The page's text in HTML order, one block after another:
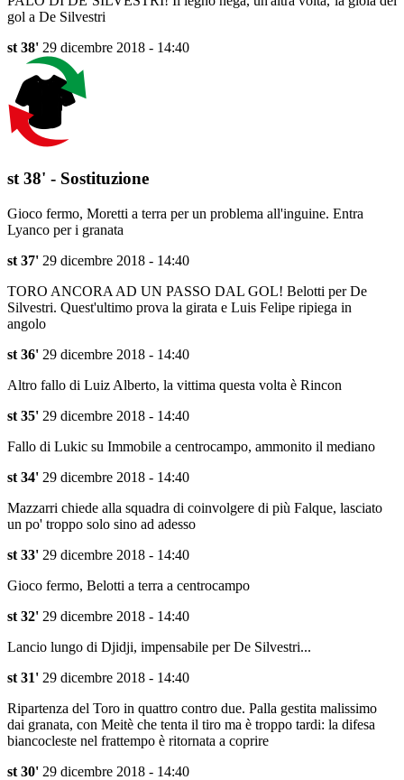
gol a De Silvestri
st 38' 29 dicembre 2018 - 14:40
st 38' - Sostituzione
Gioco fermo, Moretti a terra per un problema all'inguine. Entra
Lyanco per i granata
st 37' 29 dicembre 2018 - 14:40
TORO ANCORA AD UN PASSO DAL GOL! Belotti per De
Silvestri. Quest'ultimo prova la girata e Luis Felipe ripiega in
angolo
st 36' 29 dicembre 2018 - 14:40
Altro fallo di Luiz Alberto, la vittima questa volta è Rincon
st 35' 29 dicembre 2018 - 14:40
Fallo di Lukic su Immobile a centrocampo, ammonito il mediano
st 34' 29 dicembre 2018 - 14:40
Mazzarri chiede alla squadra di coinvolgere di più Falque, lasciato
un po' troppo solo sino ad adesso
st 33' 29 dicembre 2018 - 14:40
Gioco fermo, Belotti a terra a centrocampo
st 32' 29 dicembre 2018 - 14:40
Lancio lungo di Djidji, impensabile per De Silvestri...
st 31' 29 dicembre 2018 - 14:40
Ripartenza del Toro in quattro contro due. Palla gestita malissimo
dai granata, con Meitè che tenta il tiro ma è troppo tardi: la difesa
biancocleste nel frattempo è ritornata a coprire
st 30' 29 dicembre 2018 - 14:40